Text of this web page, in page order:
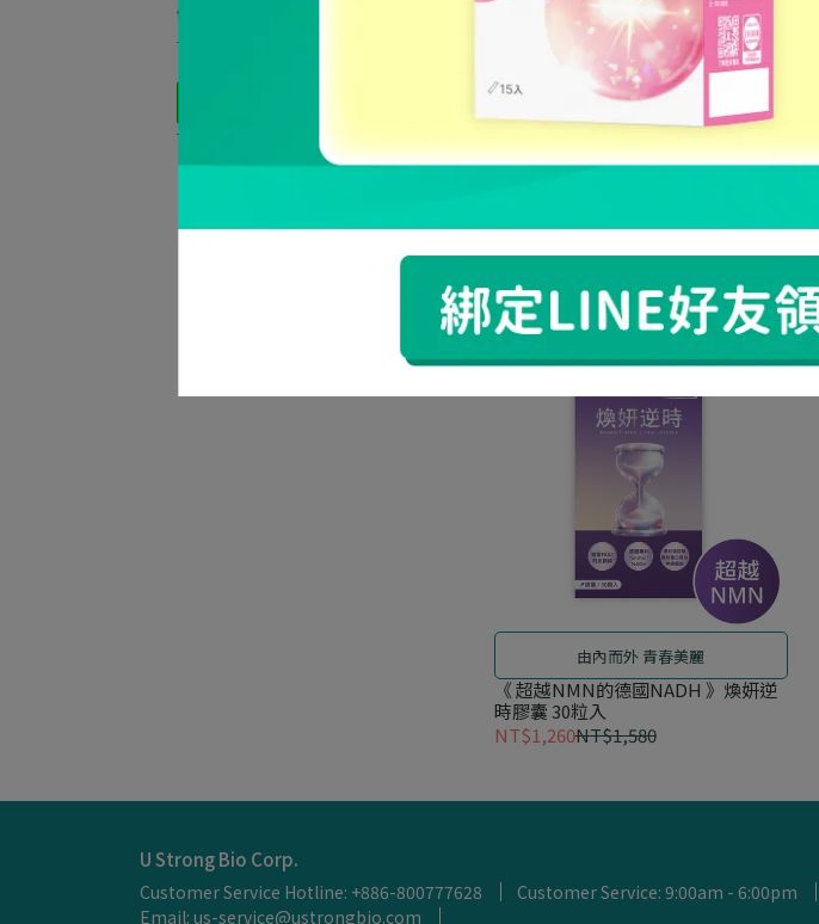
健康新知
NT$1,260
NT$2,100
由內而外 青春美麗
《 超越NMN的德國NADH 》煥妍逆
時膠囊 30粒入
NT$1,260NT$1,580
U Strong Bio Corp.
Customer Service Hotline: +886-800777628
Customer Service: 9:00am - 6:00pm
Email: us-service@ustrongbio.com